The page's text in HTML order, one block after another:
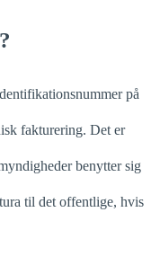
på
fakturering. Det er
benytter sig
til det offentlige, hvis